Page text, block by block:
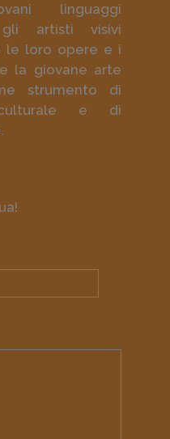
linguaggi
artisti visivi
le loro opere e i
la giovane arte
strumento di
culturale e di